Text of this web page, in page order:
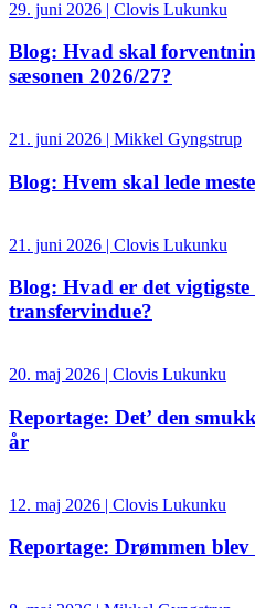
29. juni 2026 | Clovis Lukunku
Blog: Hvad skal
sæsonen 2026/27?
21. juni 2026 | Mikkel Gyngstrup
Blog: Hvem skal lede
21. juni 2026 | Clovis Lukunku
Blog: Hvad er det
transfervindue?
20. maj 2026 | Clovis Lukunku
Reportage: Det’ den
år
12. maj 2026 | Clovis Lukunku
Reportage: Drømmen